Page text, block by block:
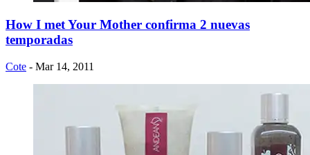
How I met Your Mother confirma 2 nuevas
temporadas
Cote - Mar 14, 2011